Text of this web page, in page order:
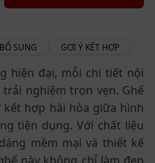
SUNG GỢI Ý KẾT HỢP
hiện đại, mỗi chi tiết nội
nghiệm trọn vẹn. Ghế
kết hợp hài hòa giữa hình
tiện dụng. Với chất liệu
mềm mại và thiết kế